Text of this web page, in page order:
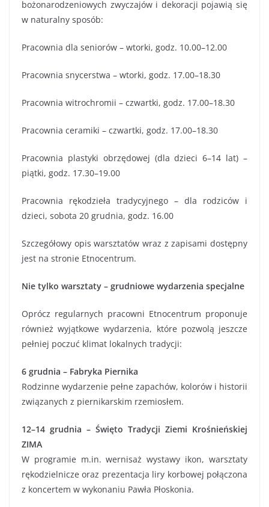
bożonarodzeniowych zwyczajów i dekoracji pojawią się
w naturalny sposób:
Pracownia dla seniorów – wtorki, godz. 10.00–12.00
Pracownia snycerstwa – wtorki, godz. 17.00–18.30
Pracownia witrochromii – czwartki, godz. 17.00–18.30
Pracownia ceramiki – czwartki, godz. 17.00–18.30
Pracownia plastyki obrzędowej (dla dzieci 6–14 lat) –
piątki, godz. 17.30–19.00
Pracownia rękodzieła tradycyjnego – dla rodziców i
dzieci, sobota 20 grudnia, godz. 16.00
Szczegółowy opis warsztatów wraz z zapisami dostępny
jest na stronie Etnocentrum.
Nie tylko warsztaty – grudniowe wydarzenia specjalne
Oprócz regularnych pracowni Etnocentrum proponuje
również wyjątkowe wydarzenia, które pozwolą jeszcze
pełniej poczuć klimat lokalnych tradycji:
6 grudnia – Fabryka Piernika
Rodzinne wydarzenie pełne zapachów, kolorów i historii
związanych z piernikarskim rzemiosłem.
12–14 grudnia – Święto Tradycji Ziemi Krośnieńskiej
ZIMA
W programie m.in. wernisaż wystawy ikon, warsztaty
rękodzielnicze oraz prezentacja liry korbowej połączona
z koncertem w wykonaniu Pawła Płoskonia.